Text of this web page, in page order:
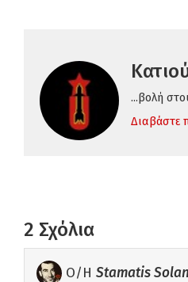
...βολή
Διαβάστε
2 Σχόλια
Ο/Η Stamatis